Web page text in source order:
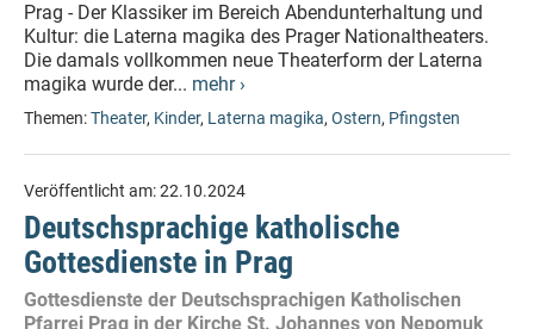
Prag - Der Klassiker im Bereich Abendunterhaltung und
Kultur: die Laterna magika des Prager Nationaltheaters.
Die damals vollkommen neue Theaterform der Laterna
magika wurde der... mehr ›
Themen:Theater, Kinder, Laterna magika, Ostern, Pfingsten
Veröffentlicht am:22.10.2024
Deutschsprachige katholische
Gottesdienste in Prag
Gottesdienste der Deutschsprachigen Katholischen
Pfarrei Prag in der Kirche St. Johannes von Nepomuk